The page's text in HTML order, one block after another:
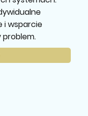
i wsparcie